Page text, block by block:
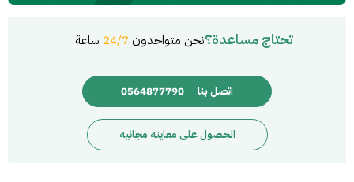
تحتاج مساعدة؟نحن متواجدون 24/7 ساعة
اتصل بنا 0564877790
الحصول على معاينه مجانيه